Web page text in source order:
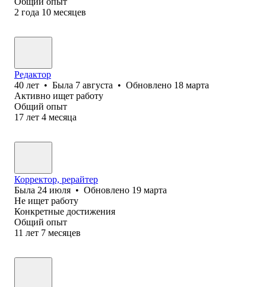
2 года 10 месяцев
Редактор
40 лет • Была 7 августа • Обновлено 18 марта
Активно ищет работу
Общий опыт
17 лет 4 месяца
Корректор, рерайтер
Была 24 июля • Обновлено 19 марта
Не ищет работу
Конкретные достижения
Общий опыт
11 лет 7 месяцев